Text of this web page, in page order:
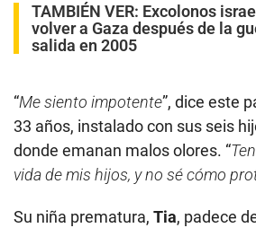
TAMBIÉN VER: Excolonos
volver a Gaza después de la
salida en 2005
“Me siento impotente”, dice este
33 años, instalado con sus seis
donde emanan malos olores. “
vida de mis hijos, y no sé cómo
Su niña prematura, Tia, padece